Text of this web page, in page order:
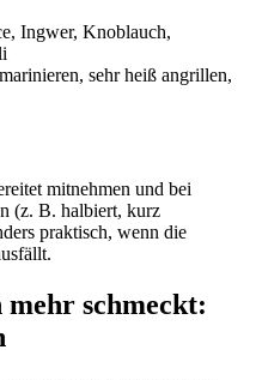
Ingwer, Knoblauch,
sehr heiß angrillen,
mitnehmen und bei
(z. B. halbiert, kurz
praktisch, wenn die
mehr schmeckt: